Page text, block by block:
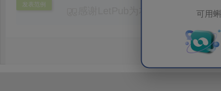
可用
发表范例
感谢LetPub为本论文提供专业
效应及界面电荷传输等研究内容，
论述逻辑进行了系统梳理，使研究
析及机理讨论之间的关系更加清晰